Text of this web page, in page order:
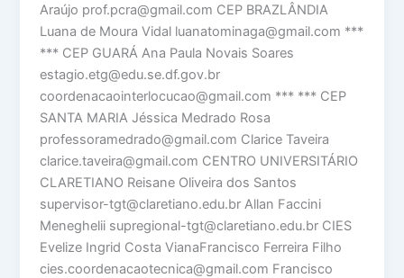
Araújo prof.pcra@gmail.com CEP BRAZLÂNDIA
Luana de Moura Vidal luanatominaga@gmail.com ***
*** CEP GUARÁ Ana Paula Novais Soares
estagio.etg@edu.se.df.gov.br
coordenacaointerlocucao@gmail.com *** *** CEP
SANTA MARIA Jéssica Medrado Rosa
professoramedrado@gmail.com Clarice Taveira
clarice.taveira@gmail.com CENTRO UNIVERSITÁRIO
CLARETIANO Reisane Oliveira dos Santos
supervisor-tgt@claretiano.edu.br Allan Faccini
Meneghelii supregional-tgt@claretiano.edu.br CIES
Evelize Ingrid Costa VianaFrancisco Ferreira Filho
cies.coordenacaotecnica@gmail.com Francisco